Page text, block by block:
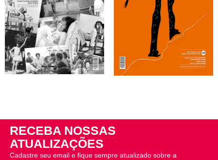
RECEBA NOSSAS
ATUALIZAÇÕES
Cadastre seu email e fique sempre atualizado sobre a